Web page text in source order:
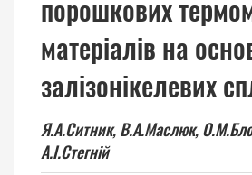
порошкових
матеріалів на
залізонікелевих
Я.А.Ситник, В.А.Маслюк,
А.І.Стегній